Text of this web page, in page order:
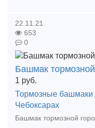
22.11.21
653
0
Башмак
1 руб.
Тормозные башмаки
Чебоксарах